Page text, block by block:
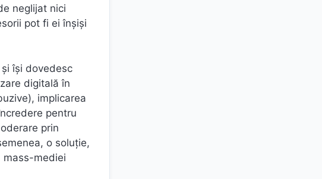
neglijat nici
pot fi ei înșiși
își dovedesc
digitală în
implicarea
pentru
prin
o soluție,
mass-mediei